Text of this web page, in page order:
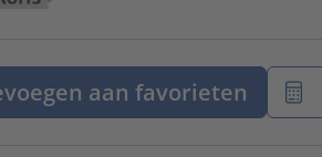
aan favorieten